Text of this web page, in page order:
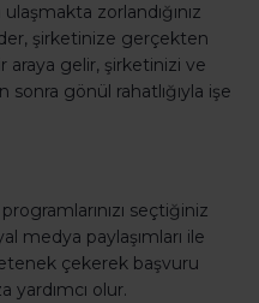
zorlandığınız
şirketinize gerçekten
araya gelir, şirketinizi ve
gönül rahatlığıyla işe
seçtiğiniz
medya paylaşımları ile
çekerek başvuru
yardımcı olur.